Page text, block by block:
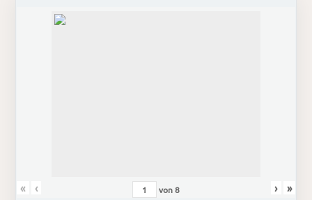
« ‹ von8 › »